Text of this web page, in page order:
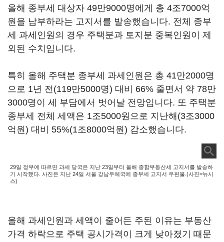
올해 종부세 대상자 49만9000명에게 총 4조7000억
원을 납부하라는 고지서를 발송했습니다. 전체 종부
세 과세인원의 경우 주택분과 토지분 중복인원이 제
외된 수치입니다.
특히 올해 주택분 종부세 과세인원은 총 41만2000명
으로 1년 전(119만5000명) 대비 66% 줄면서 약 78만
3000명이 세 부담에서 벗어날 전망입니다. 또 주택분
종부세 전체 세액은 1조5000원으로 지난해(3조3000
억원) 대비 55%(1조8000억원) 감소했습니다.
29일 정부에 따르면 과세 당국은 지난 23일부터 올해 종합부동산세 고지서를 발송하
기 시작했다. 사진은 지난 24일 서울 강남우체국에 종부세 고지서 우편물.(사진=뉴시
스)
올해 과세인원과 세액이 줄어든 주된 이유는 부동산
가격 하락으로 주택 공시가격이 크게 낮아졌기 때문